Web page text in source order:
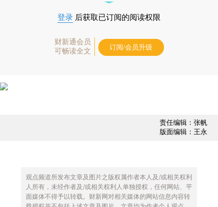
登录 后获取已订阅的阅读权限
财新通会员
可畅读全文
订阅/会员升级
责任编辑：张帆
版面编辑：王永
观点频道所发布文章及图片之版权属作者本人及/或相关权利
人所有，未经作者及/或相关权利人单独授权，任何网站、平
面媒体不得予以转载。财新网对相关媒体的网站信息内容转